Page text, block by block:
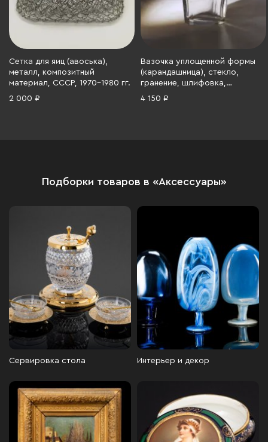
Сетка для яиц (авоська),
металл, композитный
материал, СССР, 1970-1980 гг.
2 000 ₽
Вазочка уплощенной формы
(карандашница), стекло,
гранение, шлифовка,
Российская империя, 1890-1915
4 150 ₽
Подборки товаров в «Аксессуары»
Сервировка стола Интерьер и декор